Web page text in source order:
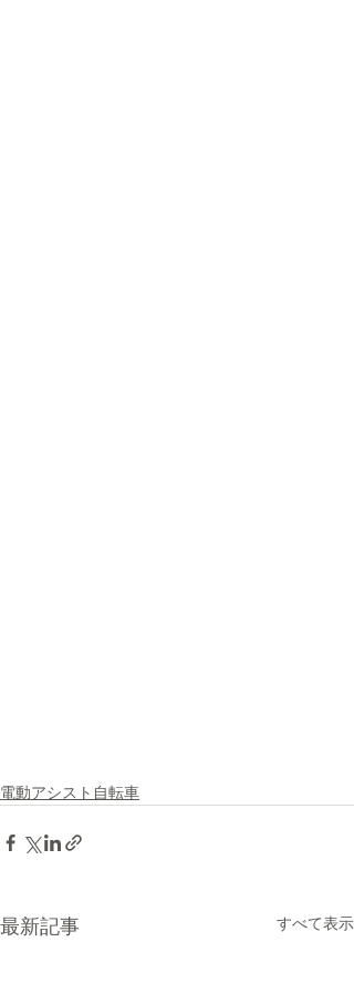
電動アシスト自転車
最新記事 すべて表示